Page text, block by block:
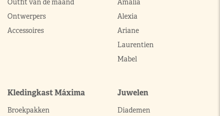
Ontwerpers
Accessoires
Alexia
Ariane
Laurentien
Mabel
Kledingkast Máxima
Broekpakken
Juwelen
Diademen